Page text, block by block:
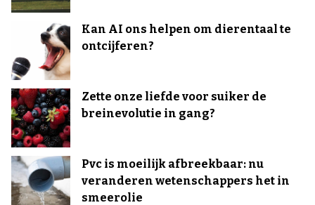
Kan AI ons helpen om dierentaal te
ontcijferen?
Zette onze liefde voor suiker de
breinevolutie in gang?
Pvc is moeilijk afbreekbaar: nu
veranderen wetenschappers het in
smeerolie